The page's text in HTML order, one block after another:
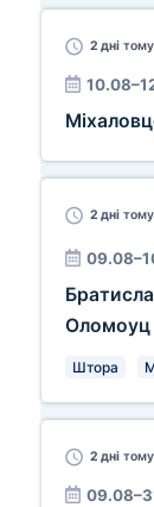
2 дні
2 дні
Оломоуц
Штора
2 дні